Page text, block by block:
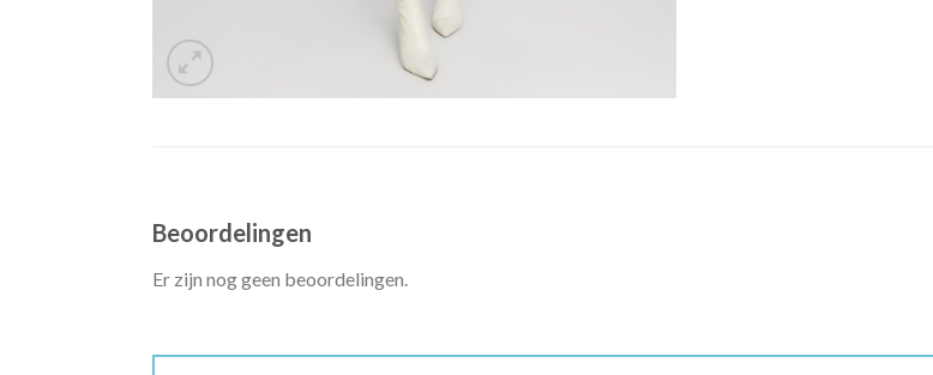
Beoordelingen
Er zijn nog geen beoordelingen.